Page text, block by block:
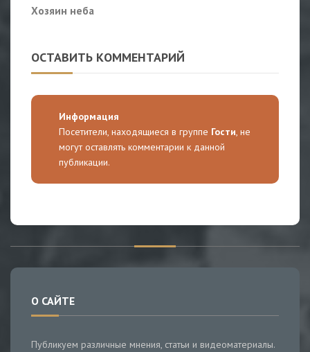
Хозяин неба
ОСТАВИТЬ КОММЕНТАРИЙ
Информация
Посетители, находящиеся в группе Гости, не
могут оставлять комментарии к данной
публикации.
О САЙТЕ
Публикуем различные мнения, статьи и видеоматериалы.